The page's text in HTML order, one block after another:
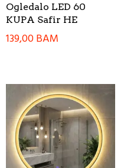
Ogledalo LED 60
KUPA Safir HE
139,00BAM